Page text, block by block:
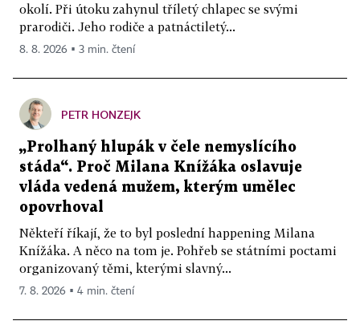
okolí. Při útoku zahynul tříletý chlapec se svými
prarodiči. Jeho rodiče a patnáctiletý...
8. 8. 2026 ▪ 3 min. čtení
PETR HONZEJK
„Prolhaný hlupák v čele nemyslícího
stáda“. Proč Milana Knížáka oslavuje
vláda vedená mužem, kterým umělec
opovrhoval
Někteří říkají, že to byl poslední happening Milana
Knížáka. A něco na tom je. Pohřeb se státními poctami
organizovaný těmi, kterými slavný...
7. 8. 2026 ▪ 4 min. čtení